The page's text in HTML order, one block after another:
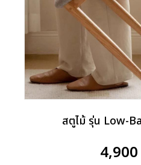
สตูไม้ รุ่น Low-
4,900